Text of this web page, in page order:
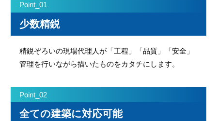
Point_01
少数精鋭
精鋭ぞろいの現場代理人が「工程」「品質」「安全」
管理を行いながら描いたものをカタチにします。
Point_02
全ての建築に対応可能